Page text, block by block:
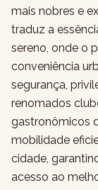
mais nobres e
traduz a
sereno, onde o
conveniência
segurança,
renomados
gastronômicos
mobilidade
cidade,
acesso ao